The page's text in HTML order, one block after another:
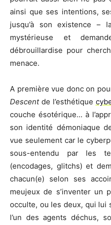
ainsi que ses intentions,
jusqu’à son existence –
mystérieuse et
débrouillardise pour
menace.
A première vue donc on
Descentde l’esthétique
couche ésotérique… à
son identité démoniaque
vue seulement car le
sous-entendu par les
(encodages, glitchs) et
chacun(e) selon ses
meujeux de s’inventer un
occulte, ou les deux, qui lui
l’un des agents déchus,